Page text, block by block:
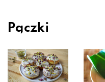
Pączki